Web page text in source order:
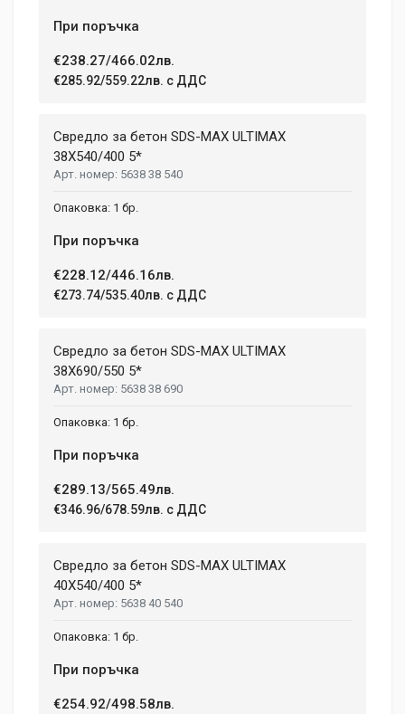
При поръчка
€238.27/466.02лв.
€285.92/559.22лв. с ДДС
Свредло за бетон SDS-MAX ULTIMAX
38X540/400 5*
5638 38 540
1 бр.
При поръчка
€228.12/446.16лв.
€273.74/535.40лв. с ДДС
Свредло за бетон SDS-MAX ULTIMAX
38X690/550 5*
5638 38 690
1 бр.
При поръчка
€289.13/565.49лв.
€346.96/678.59лв. с ДДС
Свредло за бетон SDS-MAX ULTIMAX
40X540/400 5*
5638 40 540
1 бр.
При поръчка
€254.92/498.58лв.